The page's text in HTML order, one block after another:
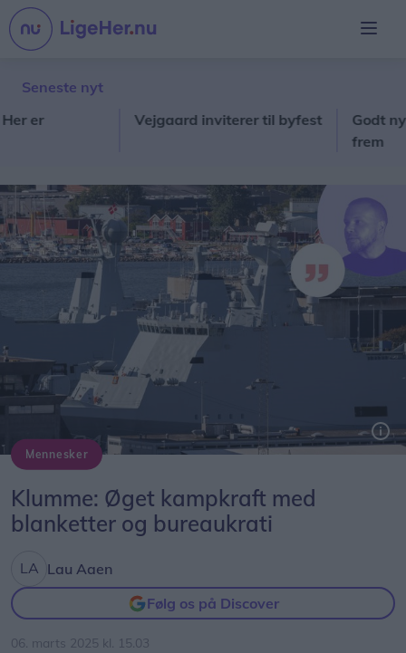
Seneste nyt
Vejgaard inviterer til byfest
Godt nyt:
Mennesker
Klumme: Øget kampkraft med
blanketter og bureaukrati
Lau Aaen
Følg os på Discover
06. marts 2025 kl. 15.03